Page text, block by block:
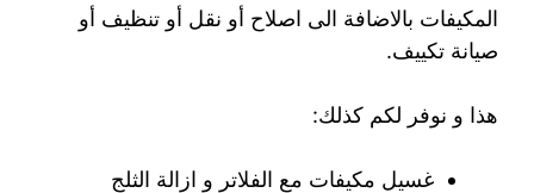
المكيفات بالاضافة الى اصلاح أو نقل أو تنظيف أو
صيانة تكييف.
هذا و نوفر لكم كذلك:
غسيل مكيفات مع الفلاتر و ازالة الثلج